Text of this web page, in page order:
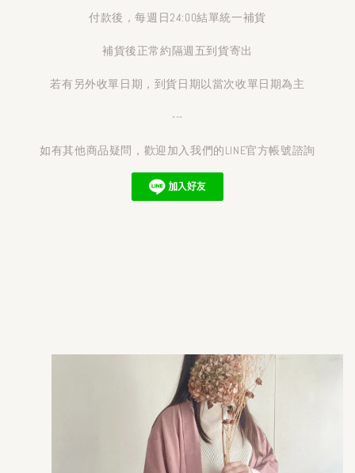
付款後，每週日24:00結單統一補貨
補貨後正常約隔週五到貨寄出
若有另外收單日期，到貨日期以當次收單日期為主
---
如有其他商品疑問，歡迎加入我們的LINE官方帳號諮詢